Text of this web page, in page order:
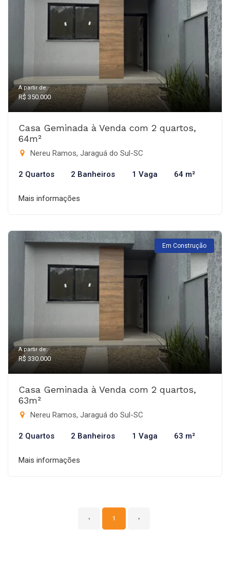
A partir de:
R$ 350.000
Casa Geminada à Venda com 2 quartos,
64m²
Nereu Ramos, Jaraguá do Sul-SC
2 Quartos 2 Banheiros 1 Vaga 64 m²
Mais informações
Em Construção
A partir de:
R$ 330.000
Casa Geminada à Venda com 2 quartos,
63m²
Nereu Ramos, Jaraguá do Sul-SC
2 Quartos 2 Banheiros 1 Vaga 63 m²
Mais informações
‹ 1 ›